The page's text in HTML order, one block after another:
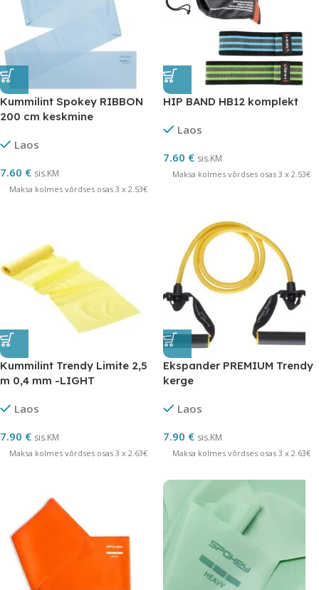
Kummilint Spokey RIBBON
200 cm keskmine
Laos
7.60 € sis.KM
Maksa kolmes võrdses osas 3 x 2.53€
HIP BAND HB12 komplekt
Laos
7.60 € sis.KM
Maksa kolmes võrdses osas 3 x 2.53€
Kummilint Trendy Limite 2,5
m 0,4 mm -LIGHT
Laos
7.90 € sis.KM
Maksa kolmes võrdses osas 3 x 2.63€
Ekspander PREMIUM Trendy
kerge
Laos
7.90 € sis.KM
Maksa kolmes võrdses osas 3 x 2.63€